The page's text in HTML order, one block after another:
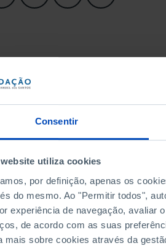
Consentir
utiliza cookies
por definição, apenas os
do mesmo. Ao "Permitir todos",
experiência de navegação, avaliar
de acordo com as suas
mais sobre cookies através da